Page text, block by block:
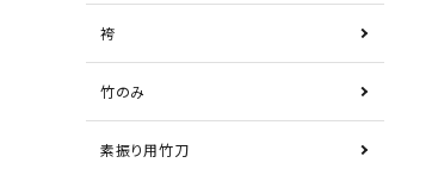
袴
竹のみ
素振り用竹刀